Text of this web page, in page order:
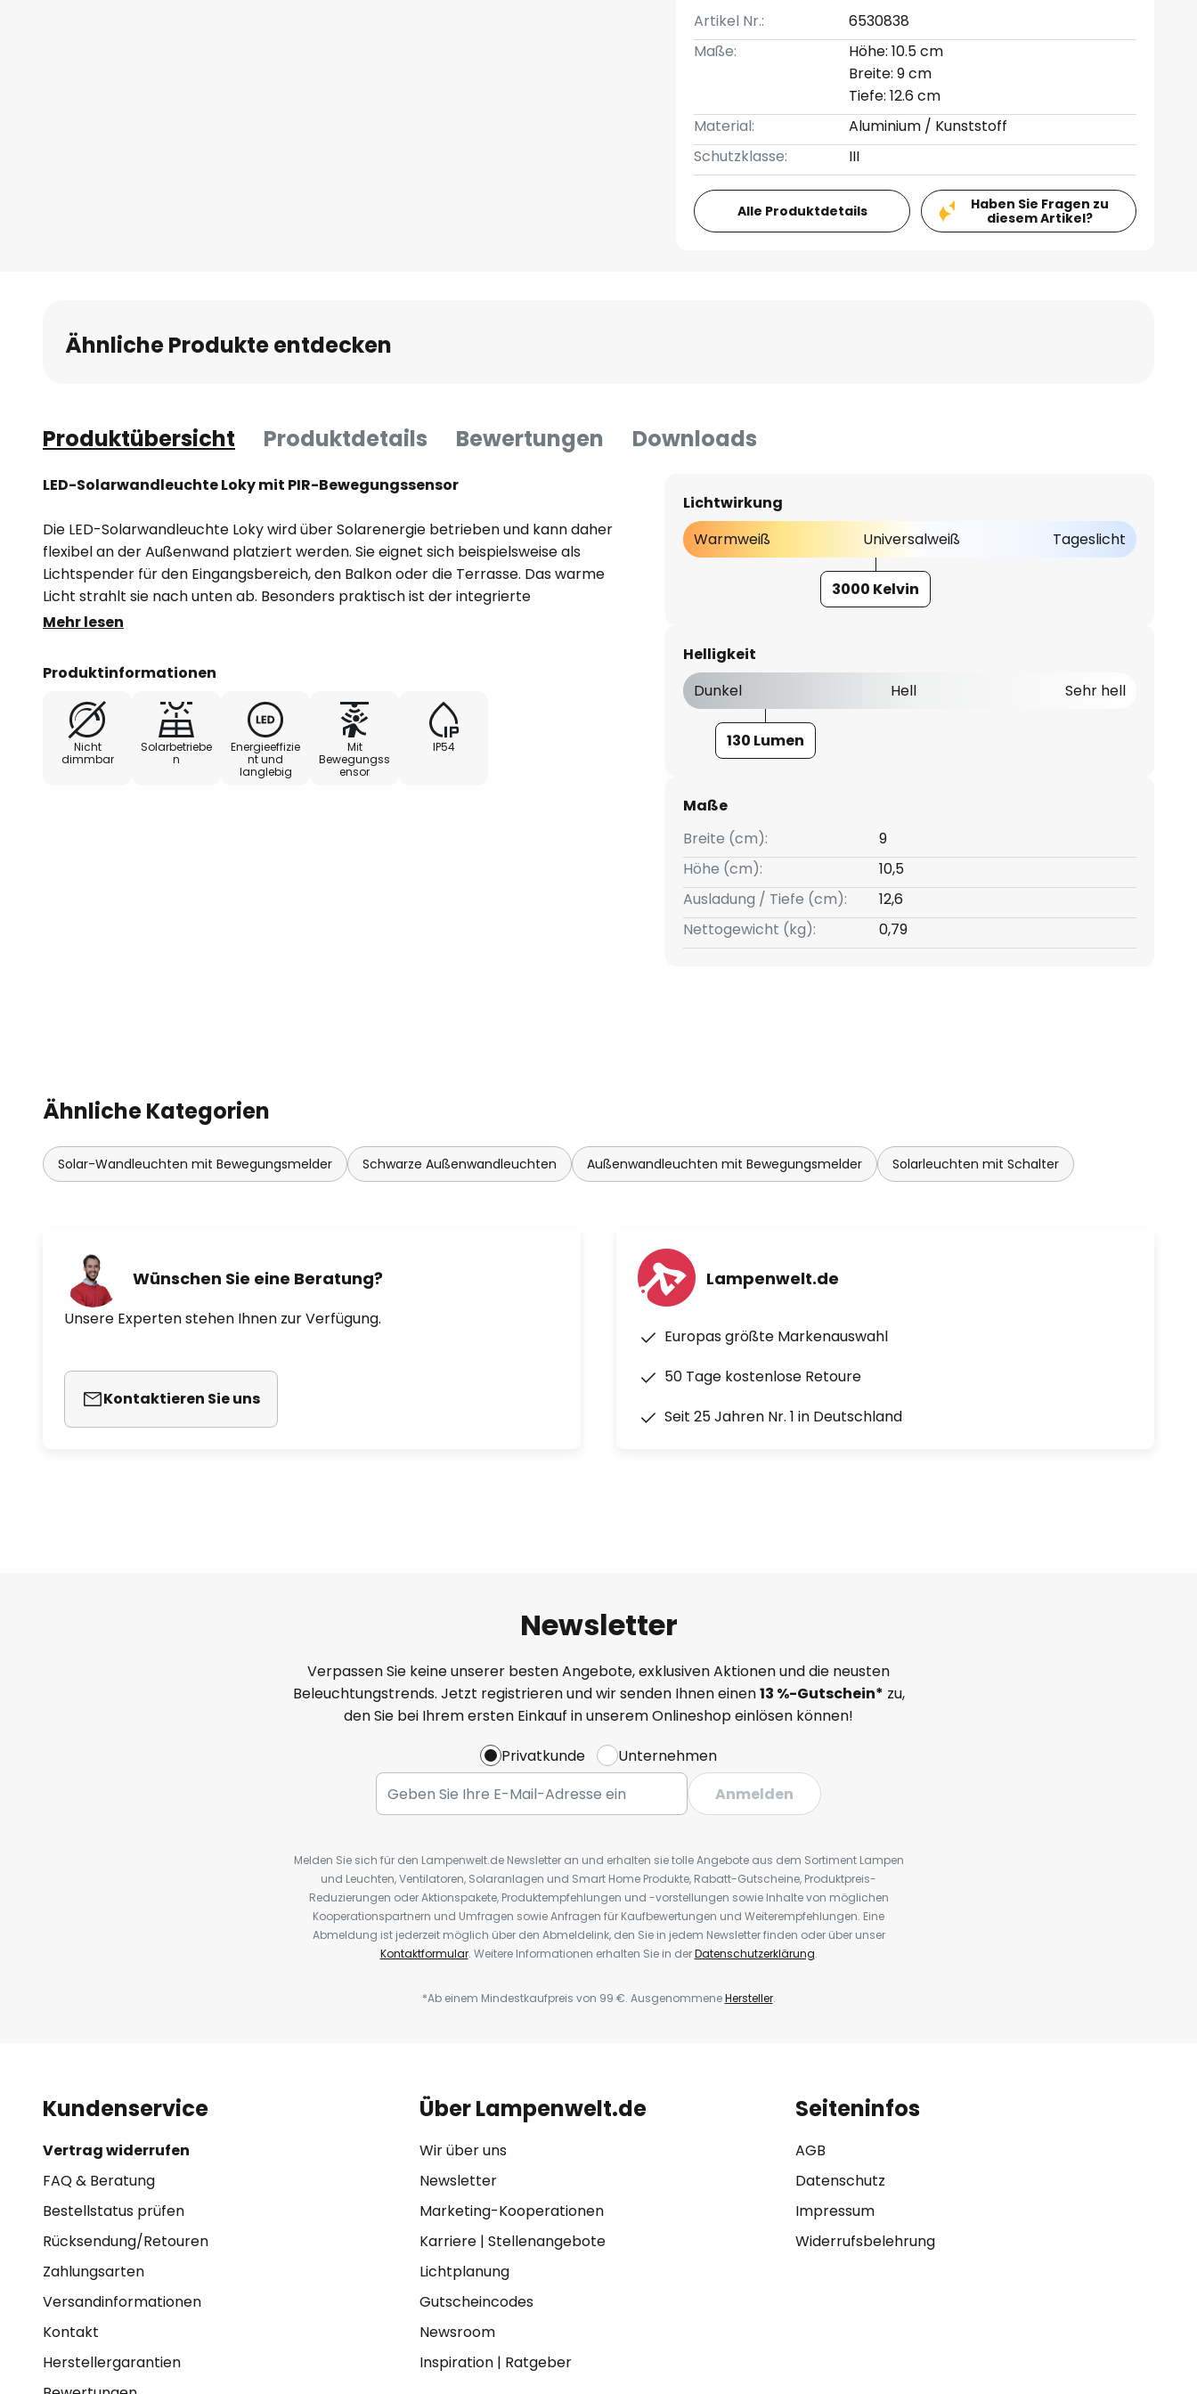
Artikel Nr.:
6530838
Maße:
Höhe: 10.5 cm
Breite: 9 cm
Tiefe: 12.6 cm
Material:
Aluminium / Kunststoff
Schutzklasse:
III
Alle Produktdetails
Haben Sie Fragen zu
diesem Artikel?
Ähnliche Produkte entdecken
Produktübersicht Produktdetails Bewertungen Downloads
LED-Solarwandleuchte Loky mit PIR-Bewegungssensor
Die LED-Solarwandleuchte Loky wird über Solarenergie betrieben und kann daher
flexibel an der Außenwand platziert werden. Sie eignet sich beispielsweise als
Lichtspender für den Eingangsbereich, den Balkon oder die Terrasse. Das warme
Licht strahlt sie nach unten ab. Besonders praktisch ist der integrierte
Bewegungssensor, der über drei Funktionsmodi verfügt. Er erfasst Bewegungen in
- Leuchtdauer bis zu 23 Stunden (bei 100%)
Mehr lesen
Produktinformationen
Nicht
dimmbar
Solarbetriebe
n
Energieeffizie
nt und
langlebig
Mit
Bewegungss
ensor
IP54
Lichtwirkung
Warmweiß
Universalweiß Tageslicht
3000 Kelvin
Helligkeit
Dunkel
Hell Sehr hell
130 Lumen
Maße
Breite (cm):
9
Höhe (cm):
10,5
Ausladung / Tiefe (cm):
12,6
Nettogewicht (kg):
0,79
Ähnliche Kategorien
Solar-Wandleuchten mit Bewegungsmelder Schwarze Außenwandleuchten Außenwandleuchten mit Bewegungsmelder Solarleuchten mit Schalter
Wünschen Sie eine Beratung?
Unsere Experten stehen Ihnen zur Verfügung.
Kontaktieren Sie uns
Lampenwelt.de
Europas größte Markenauswahl
50 Tage kostenlose Retoure
Seit 25 Jahren Nr. 1 in Deutschland
Newsletter
Verpassen Sie keine unserer besten Angebote, exklusiven Aktionen und die neusten
Beleuchtungstrends. Jetzt registrieren und wir senden Ihnen einen13 %-Gutschein* zu,
den Sie bei Ihrem ersten Einkauf in unserem Onlineshop einlösen können!
Privatkunde
Unternehmen
Anmelden
Melden Sie sich für den Lampenwelt.de Newsletter an und erhalten sie tolle Angebote aus dem Sortiment Lampen
und Leuchten, Ventilatoren, Solaranlagen und Smart Home Produkte, Rabatt-Gutscheine, Produktpreis-
Reduzierungen oder Aktionspakete, Produktempfehlungen und -vorstellungen sowie Inhalte von möglichen
Kooperationspartnern und Umfragen sowie Anfragen für Kaufbewertungen und Weiterempfehlungen. Eine
Abmeldung ist jederzeit möglich über den Abmeldelink, den Sie in jedem Newsletter finden oder über unser
Kontaktformular. Weitere Informationen erhalten Sie in derDatenschutzerklärung.
*Ab einem Mindestkaufpreis von 99 €. AusgenommeneHersteller.
Kundenservice
Vertrag widerrufen
FAQ & Beratung
Bestellstatus prüfen
Rücksendung/Retouren
Zahlungsarten
Versandinformationen
Kontakt
Herstellergarantien
Über Lampenwelt.de
Wir über uns
Newsletter
Marketing-Kooperationen
Karriere| Stellenangebote
Lichtplanung
Gutscheincodes
Newsroom
Inspiration| Ratgeber
Seiteninfos
AGB
Datenschutz
Impressum
Widerrufsbelehrung